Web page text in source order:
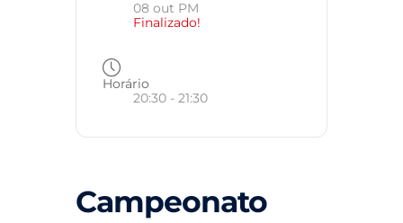
08 out PM
Finalizado!
Horário
20:30 - 21:30
Campeonato